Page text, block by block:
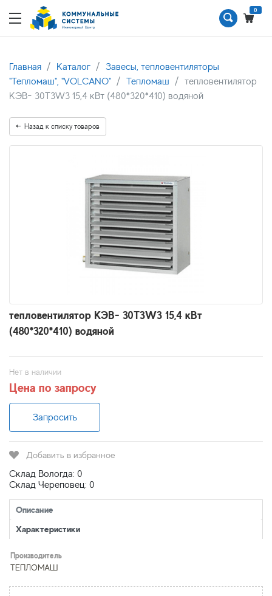
0
Главная Каталог
Завесы, тепловентиляторы
"Тепломаш", "VOLCANO"
Тепломаш
тепловентилятор
КЭВ- 30Т3W3 15,4 кВт (480*320*410) водяной
Назад к списку товаров
тепловентилятор КЭВ- 30Т3W3 15,4 кВт
(480*320*410) водяной
Нет в наличии
Цена по запросу
Запросить
Добавить в избранное
Склад Вологда: 0
Склад Череповец: 0
Описание
Характеристики
Производитель
ТЕПЛОМАШ